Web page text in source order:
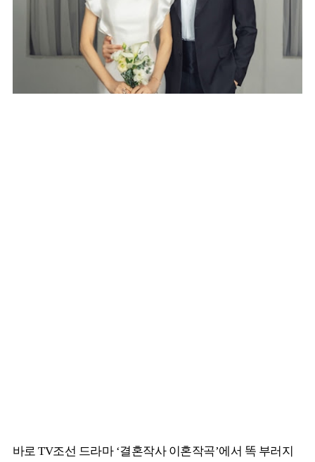
바로 TV조선 드라마 ‘결혼작사 이혼작곡’에서 똑 부러지